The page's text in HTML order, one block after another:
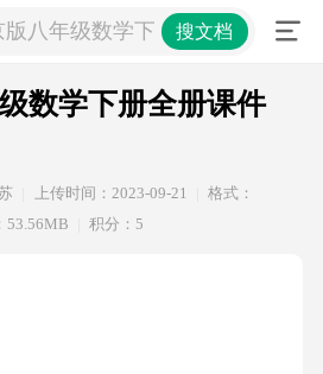
版八年级数学下册全册课件【完
搜文档
数学下册全册课件
上传时间：2023-09-21
格式：
53.56MB 积分：5